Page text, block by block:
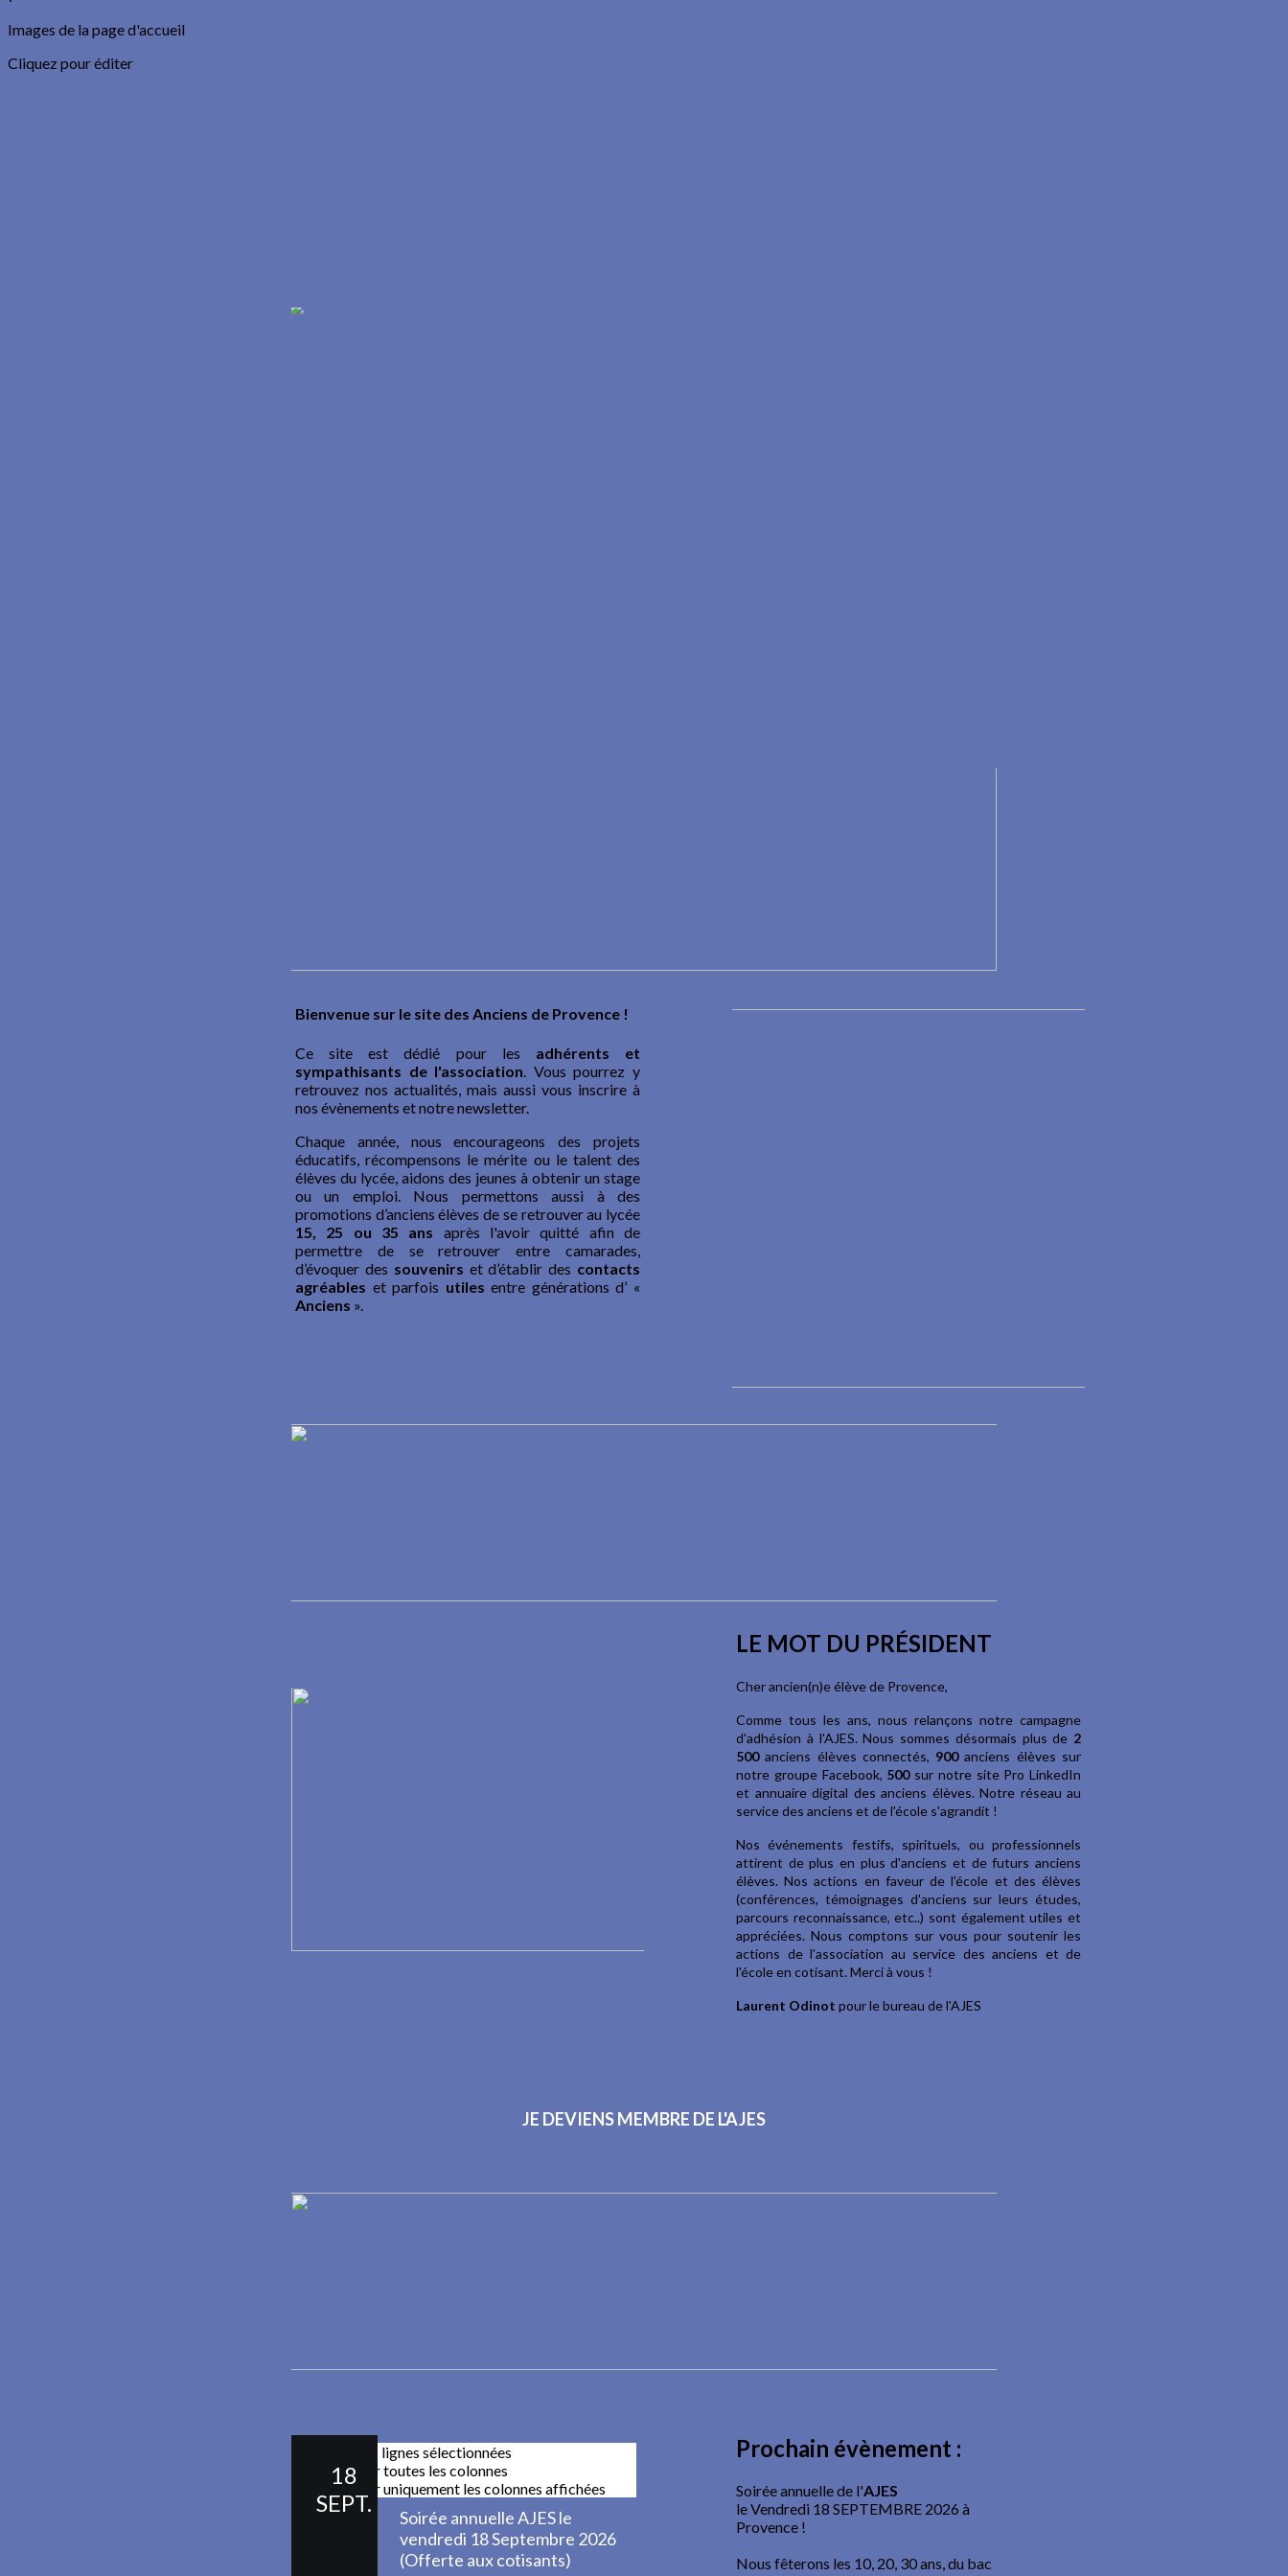
Images de la page d'accueil
Cliquez pour éditer
Bienvenue sur le site des Anciens de Provence !
Ce site est dédié pour les adhérents et
sympathisants de l'association. Vous pourrez y
retrouvez nos actualités, mais aussi vous inscrire à
nos évènements et notre newsletter.
Chaque année, nous encourageons des projets
éducatifs, récompensons le mérite ou le talent des
élèves du lycée, aidons des jeunes à obtenir un stage
ou un emploi. Nous permettons aussi à des
promotions d’anciens élèves de se retrouver au lycée
15, 25 ou 35 ans après l'avoir quitté afin de
permettre de se retrouver entre camarades,
d’évoquer des souvenirs et d’établir des contacts
agréables et parfois utiles entre générations d’ «
Anciens ».
LE MOT DU PRÉSIDENT
Cher ancien(n)e élève de Provence,
Comme tous les ans, nous relançons notre campagne
d'adhésion à l'AJES. Nous sommes désormais plus de 2
500anciens élèves connectés, 900anciens élèves sur
notre groupe Facebook, 500sur notre site Pro LinkedIn
et annuaire digital des anciens élèves. Notre réseau au
service des anciens et de l'école s'agrandit !
Nos événements festifs, spirituels, ou professionnels
attirent de plus en plus d'anciens et de futurs anciens
élèves. Nos actions en faveur de l'école et des élèves
(conférences, témoignages d'anciens sur leurs études,
parcours reconnaissance, etc..) sont également utiles et
appréciées. Nous comptons sur vous pour soutenir les
actions de l'association au service des anciens et de
l'école en cotisant. Merci à vous !
Laurent Odinot pour le bureau de l'AJES
JE DEVIENS MEMBRE DE L'AJES
Prochain évènement :
Soirée annuelle de l'AJES
le Vendredi 18 SEPTEMBRE 2026 à
Provence !
Nous fêterons les 10, 20, 30 ans, du bac